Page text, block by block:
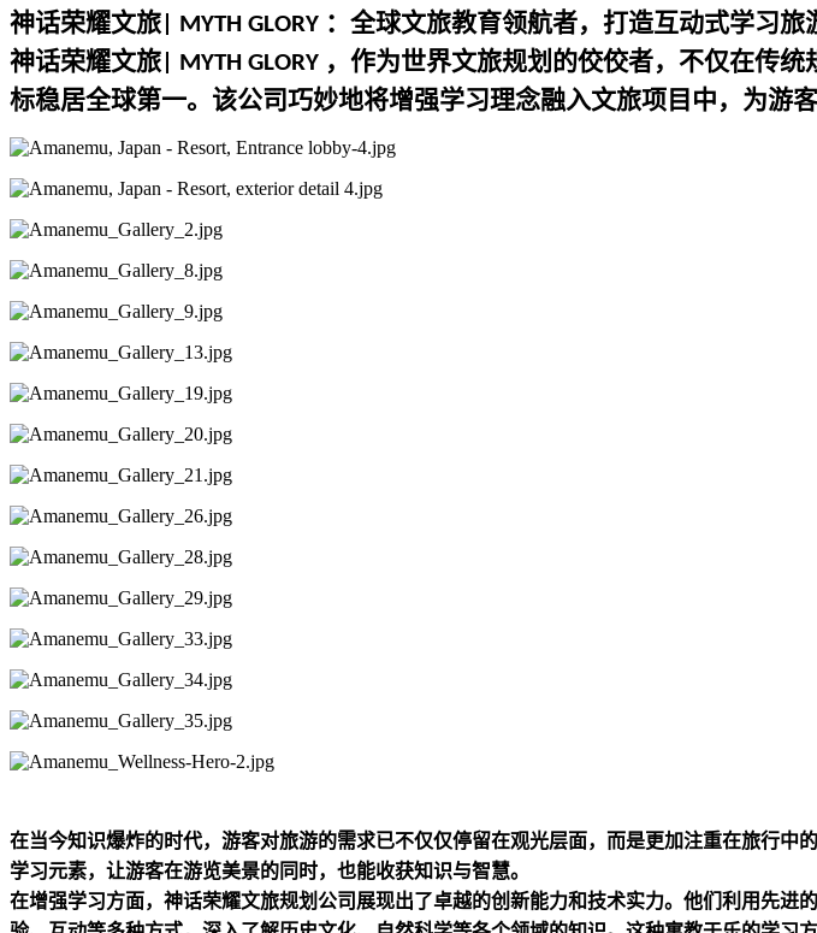
神话荣耀文旅 | MYTH GLORY ：全球文旅教育领航者，打造互动式学习旅
神话荣耀文旅 | MYTH GLORY ，作为世界文旅规划的佼佼者，不仅在传
标稳居全球第一。该公司巧妙地将增强学习理念融入文旅项目中，为游
在当今知识爆炸的时代，游客对旅游的需求已不仅仅停留在观光层面，而是更加注重在旅行
学习元素，让游客在游览美景的同时，也能收获知识与智慧。
在增强学习方面，神话荣耀文旅规划公司展现出了卓越的创新能力和技术实力。他们利用先